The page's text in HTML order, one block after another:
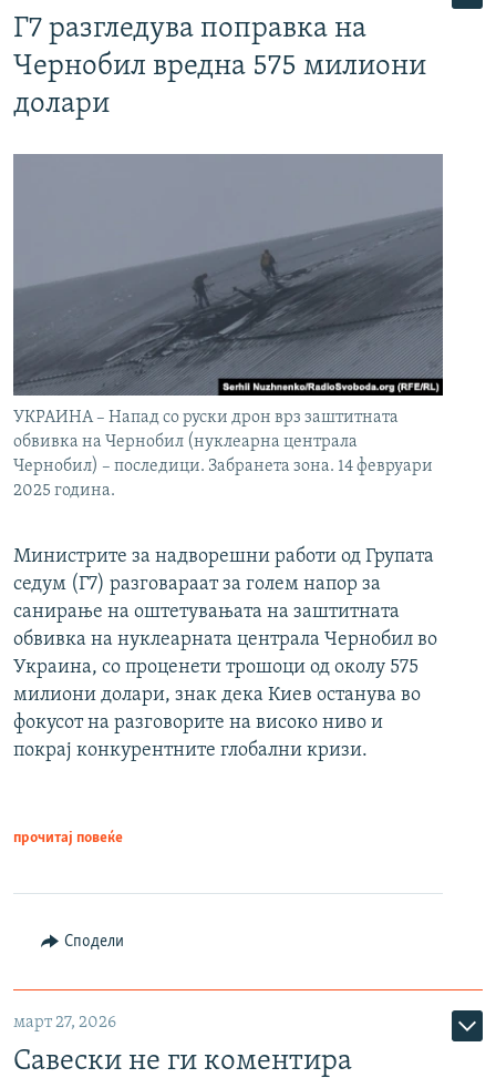
Г7 разгледува поправка на
Чернобил вредна 575 милиони
долари
УКРАИНА – Напад со руски дрон врз заштитната
обвивка на Чернобил (нуклеарна централа
Чернобил) – последици. Забранета зона. 14 февруари
2025 година.
Министрите за надворешни работи од Групата
седум (Г7) разговараат за голем напор за
санирање на оштетувањата на заштитната
обвивка на нуклеарната централа Чернобил во
Украина, со проценети трошоци од околу 575
милиони долари, знак дека Киев останува во
фокусот на разговорите на високо ниво и
покрај конкурентните глобални кризи.
прочитај повеќе
Сподели
март 27, 2026
Савески не ги коментира